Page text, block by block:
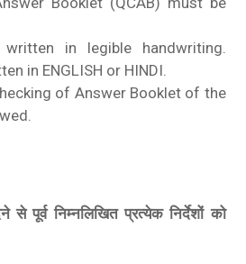
in legible handwriting.
in ENGLISH or HINDI.
of Answer Booklet of the
से पूर्व निम्नलिखित प्रत्येक निर्देशों को